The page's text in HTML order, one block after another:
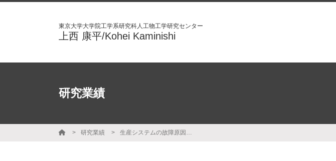
東京大学大学院工学系研究科人工物工学研究センター
上西 康平/Kohei Kaminishi
研究業績
研究業績 生産システムの故障原因推論のための保全記録の記述方法とオントロジーの提案